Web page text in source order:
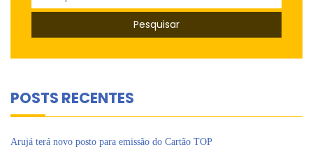
por:
POSTS RECENTES
Arujá terá novo posto para emissão do Cartão TOP